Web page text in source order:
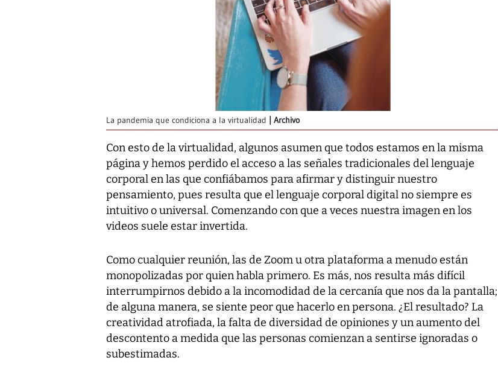
La pandemia que condiciona a la virtualidad Archivo
Con esto de la virtualidad, algunos asumen que todos estamos en la misma
página y hemos perdido el acceso a las señales tradicionales del lenguaje
corporal en las que confiábamos para afirmar y distinguir nuestro
pensamiento, pues resulta que el lenguaje corporal digital no siempre es
intuitivo o universal. Comenzando con que a veces nuestra imagen en los
videos suele estar invertida.
Como cualquier reunión, las de Zoom u otra plataforma a menudo están
monopolizadas por quien habla primero. Es más, nos resulta más difícil
interrumpirnos debido a la incomodidad de la cercanía que nos da la pantalla;
de alguna manera, se siente peor que hacerlo en persona. ¿El resultado? La
creatividad atrofiada, la falta de diversidad de opiniones y un aumento del
descontento a medida que las personas comienzan a sentirse ignoradas o
subestimadas.